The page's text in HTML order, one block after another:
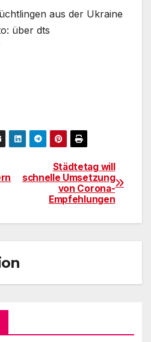
aus der Ukraine
über dts
Städtetag will
schnelle Umsetzung
von Corona-
Empfehlungen